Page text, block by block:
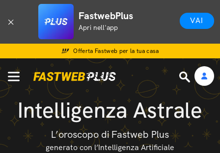
FastwebPlus
Apri nell'app
VAI
Offerta Fastweb per la tua casa
Intelligenza Astrale
L’oroscopo di Fastweb Plus
generato con l’Intelligenza Artificiale